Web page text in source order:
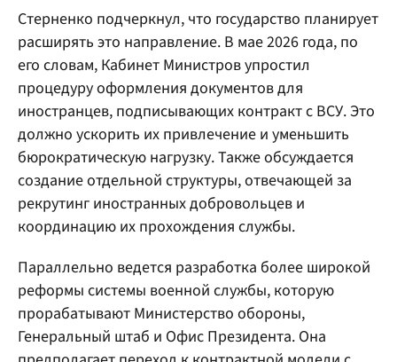
Стерненко подчеркнул, что государство планирует
расширять это направление. В мае 2026 года, по
его словам, Кабинет Министров упростил
процедуру оформления документов для
иностранцев, подписывающих контракт с ВСУ. Это
должно ускорить их привлечение и уменьшить
бюрократическую нагрузку. Также обсуждается
создание отдельной структуры, отвечающей за
рекрутинг иностранных добровольцев и
координацию их прохождения службы.
Параллельно ведется разработка более широкой
реформы системы военной службы, которую
прорабатывают Министерство обороны,
Генеральный штаб и Офис Президента. Она